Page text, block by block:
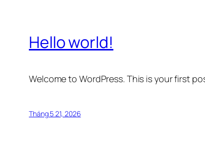
Hello world!
Welcome to WordPress. This is your first
Tháng 5 21, 2026